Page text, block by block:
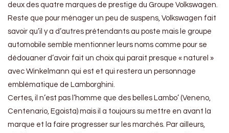
deux des quatre marques de prestige du Groupe Volkswagen.
Reste que pour ménager un peu de suspens, Volkswagen fait
savoir qu’il y a d’autres prétendants au poste mais le groupe
automobile semble mentionner leurs noms comme pour se
dédouaner d’avoir fait un choix qui parait presque « naturel »
avec Winkelmann qui est et qui restera un personnage
emblématique de Lamborghini.
Certes, il n’est pas l’homme que des belles Lambo’ (Veneno,
Centenario, Egoista) mais il a toujours su mettre en avant la
marque et la faire progresser sur les marchés. Par ailleurs,